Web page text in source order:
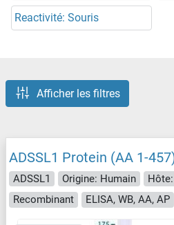
Reactivité: Souris
Afficher les filtres
ADSSL1 Protein (AA 1-
ADSSL1 Origine: Humain
Recombinant
ELISA, WB, AA, AP